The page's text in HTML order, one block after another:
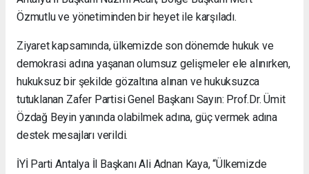
Özmutlu ve yönetiminden bir heyet ile karşıladı.
Ziyaret kapsamında, ülkemizde son dönemde hukuk ve
demokrasi adına yaşanan olumsuz gelişmeler ele alınırken,
hukuksuz bir şekilde gözaltına alınan ve hukuksuzca
tutuklanan Zafer Partisi Genel Başkanı Sayın: Prof.Dr. Ümit
Özdağ Beyin yanında olabilmek adına, güç vermek adına
destek mesajları verildi.
İYİ Parti Antalya İl Başkanı Ali Adnan Kaya, “Ülkemizde